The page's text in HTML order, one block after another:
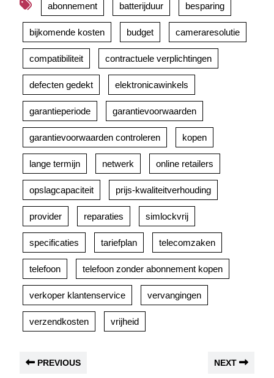
abonnement batterijduur besparing
bijkomende kosten budget cameraresolutie
compatibiliteit contractuele verplichtingen
defecten gedekt elektronicawinkels
garantieperiode garantievoorwaarden
garantievoorwaarden controleren kopen
lange termijn netwerk online retailers
opslagcapaciteit prijs-kwaliteitverhouding
provider reparaties simlockvrij
specificaties tariefplan telecomzaken
telefoon telefoon zonder abonnement kopen
verkoper klantenservice vervangingen
verzendkosten vrijheid
PREVIOUS NEXT